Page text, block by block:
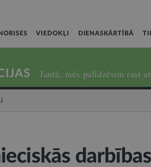
VIEDOKĻI DIENASKĀRTĪBĀ
Jautā, mēs palīdzēsim rast